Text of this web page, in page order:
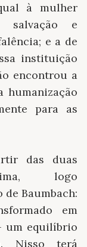
à mulher
e
e a de
instituição
encontrou a
humanização
para as
das duas
logo
Baumbach:
em
um equilíbrio
Nisso terá